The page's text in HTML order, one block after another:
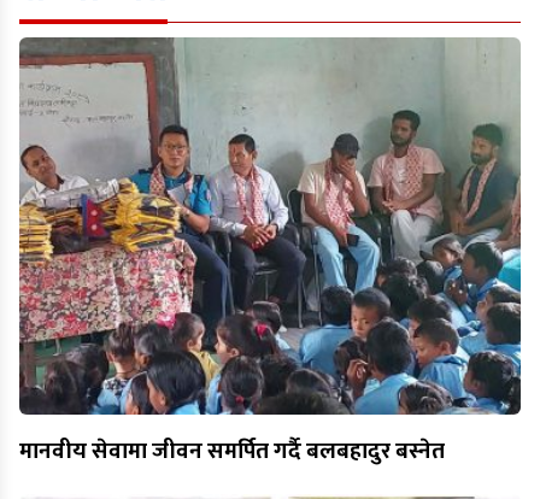
मानवीय सेवामा जीवन समर्पित गर्दै बलबहादुर बस्नेत